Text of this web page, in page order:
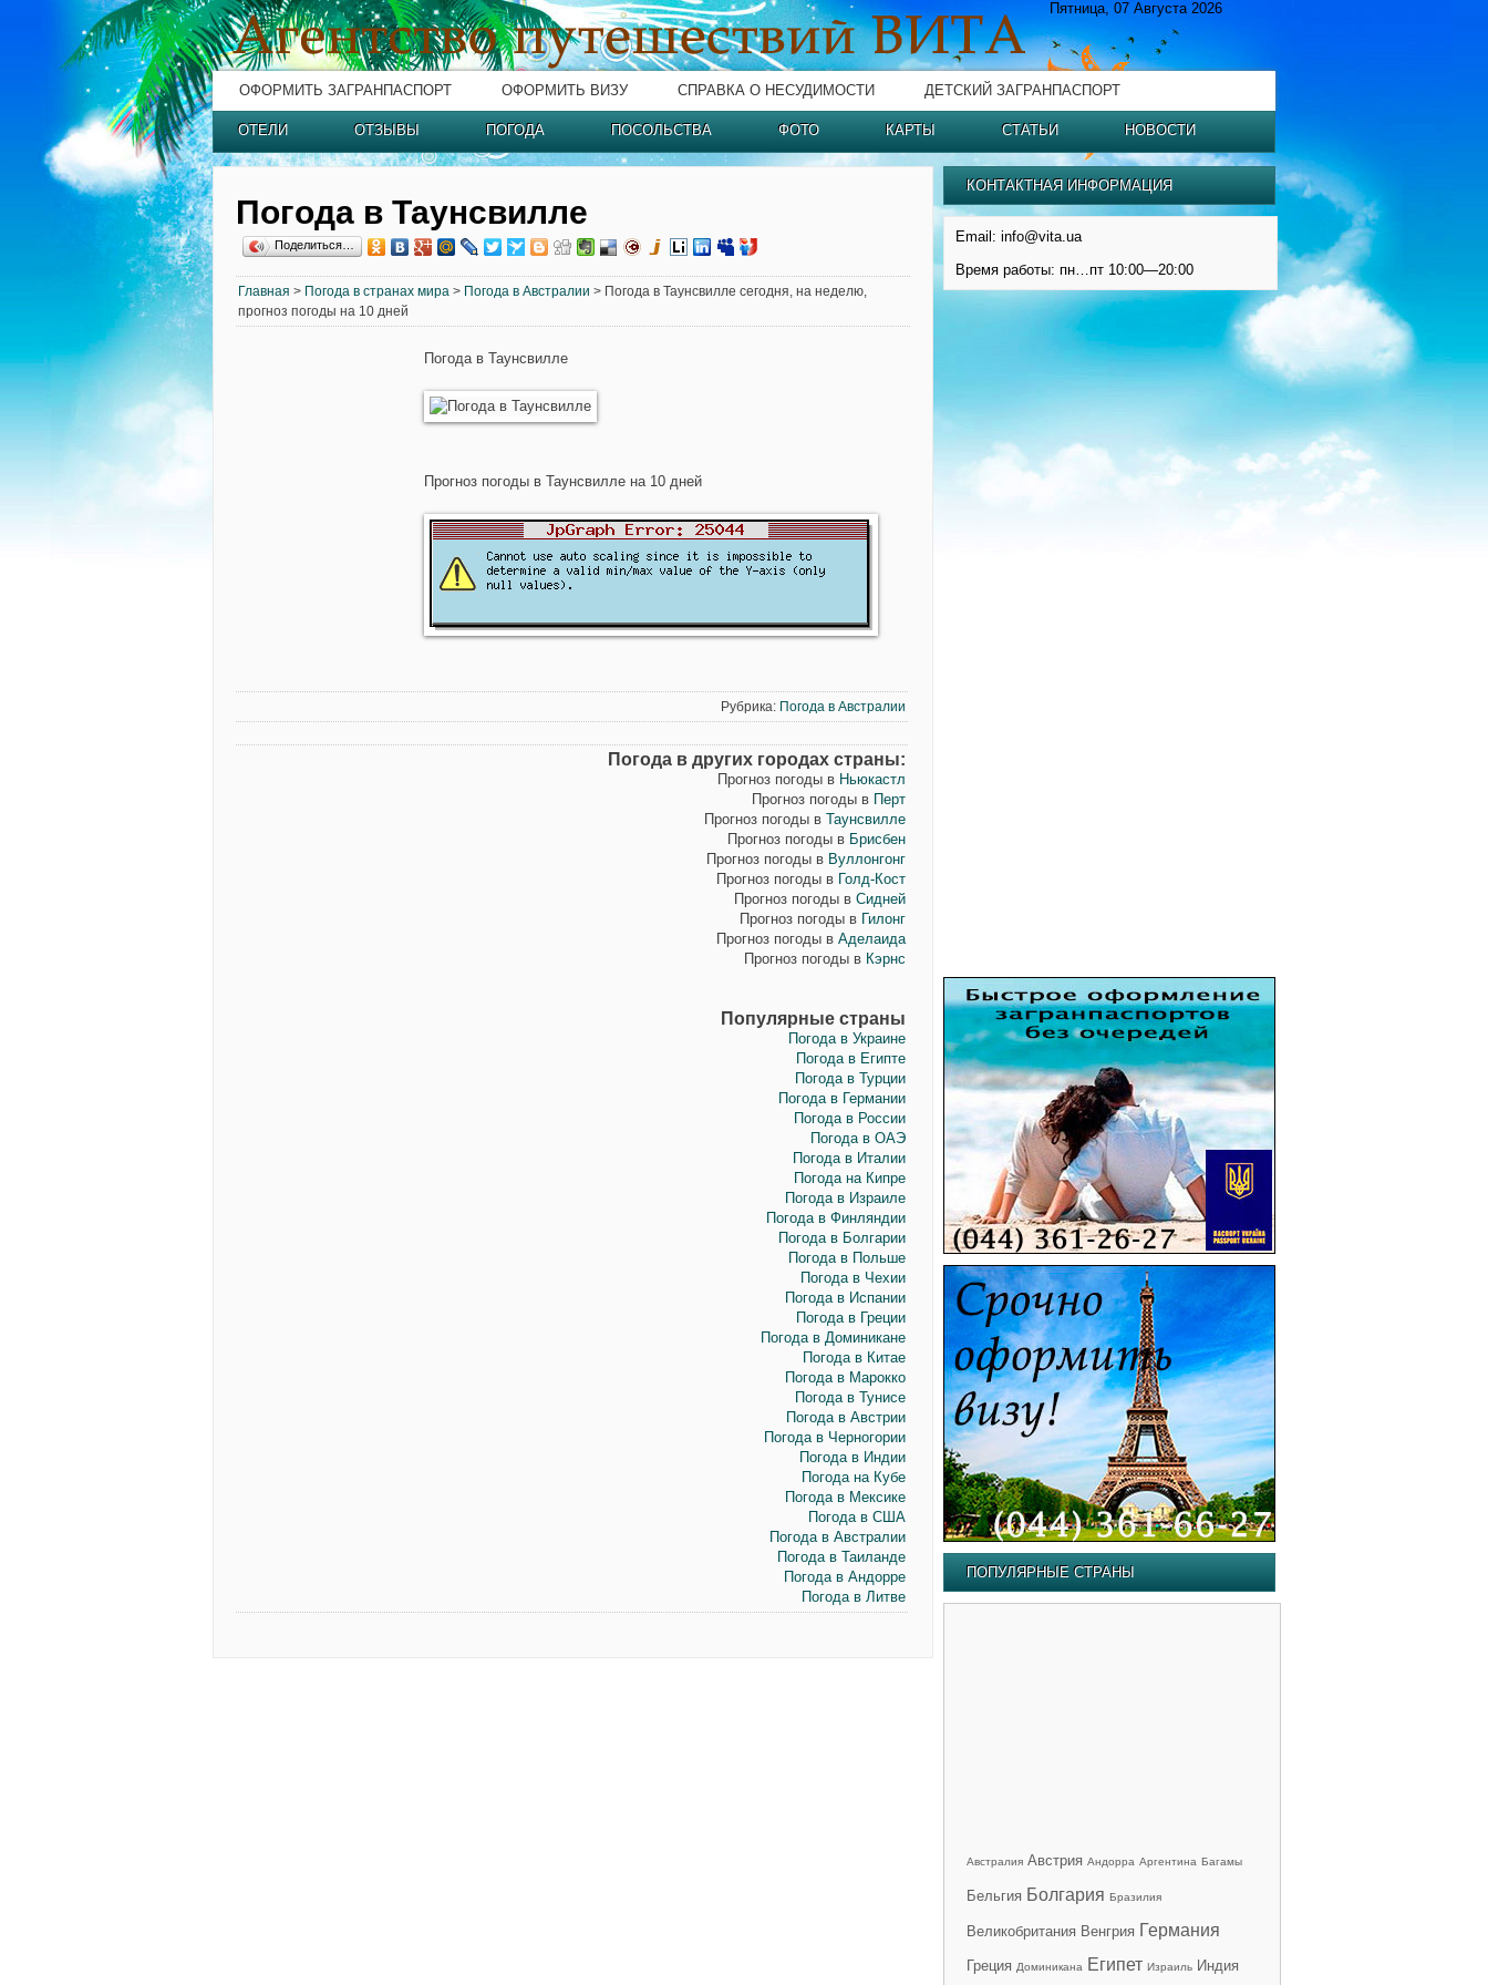
Пятница, 07 Августа 2026
ОФОРМИТЬ ЗАГРАНПАСПОРТ ОФОРМИТЬ ВИЗУ СПРАВКА О НЕСУДИМОСТИ ДЕТСКИЙ ЗАГРАНПАСПОРТ
ОТЕЛИ ОТЗЫВЫ ПОГОДА ПОСОЛЬСТВА ФОТО КАРТЫ СТАТЬИ НОВОСТИ
Погода в Таунсвилле
Поделиться…
Главная > Погода в странах мира > Погода в Австралии > Погода в Таунсвилле сегодня, на неделю,
прогноз погоды на 10 дней
Погода в Таунсвилле
Прогноз погоды в Таунсвилле на 10 дней
Рубрика: Погода в Австралии
Погода в других городах страны:
Прогноз погоды в Ньюкастл
Прогноз погоды в Перт
Прогноз погоды в Таунсвилле
Прогноз погоды в Брисбен
Прогноз погоды в Вуллонгонг
Прогноз погоды в Голд-Кост
Прогноз погоды в Сидней
Прогноз погоды в Гилонг
Прогноз погоды в Аделаида
Прогноз погоды в Кэрнс
Популярные страны
Погода в Украине
Погода в Египте
Погода в Турции
Погода в Германии
Погода в России
Погода в ОАЭ
Погода в Италии
Погода на Кипре
Погода в Израиле
Погода в Финляндии
Погода в Болгарии
Погода в Польше
Погода в Чехии
Погода в Испании
Погода в Греции
Погода в Доминикане
Погода в Китае
Погода в Марокко
Погода в Тунисе
Погода в Австрии
Погода в Черногории
Погода в Индии
Погода на Кубе
Погода в Мексике
Погода в США
Погода в Австралии
Погода в Таиланде
Погода в Андорре
Погода в Литве
КОНТАКТНАЯ ИНФОРМАЦИЯ
Email: info@vita.ua
Время работы: пн…пт 10:00—20:00
ПОПУЛЯРНЫЕ СТРАНЫ
Австралия Австрия Андорра Аргентина Багамы
Бельгия Болгария Бразилия
Великобритания Венгрия Германия
Греция Доминикана Египет Израиль Индия